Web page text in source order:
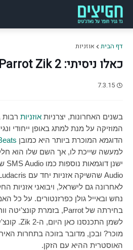
דף הבית אוזניות
כאלו ניסיתי: Parrot Zik 2
7.3.15
בשנים האחרונות, יצרניות אוזניות רבות
המוזיקה על מנת למתג באופן ייחודי
הדוגמא המוכרת ביותר היא כמובן
למעשה שייכת לו, אך השם שלו הוא
ישנן דוגמאות נוספות כמו SMS Audio
Audio שהשיקה אזניות יחד עם
לאחרונה גם לישראל, ויבואני
נחש ובאייל גולן כפרזנטורים. על כל
בחירתה של Parrot, בזמרת קונצ'יטה
לשמן התכנסנו כאן היום, ה-Zik 2
.
מוכר? ובכן, מדובר בזוכה בתחרות
האוסטרית ההיא עם הזקן.